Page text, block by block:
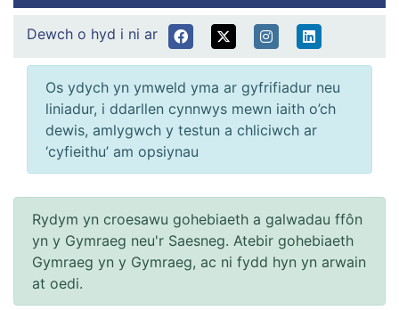
Dewch o hyd i ni ar
Os ydych yn ymweld yma ar gyfrifiadur neu
liniadur, i ddarllen cynnwys mewn iaith o’ch
dewis, amlygwch y testun a chliciwch ar
‘cyfieithu’ am opsiynau
Rydym yn croesawu gohebiaeth a galwadau ffôn
yn y Gymraeg neu'r Saesneg. Atebir gohebiaeth
Gymraeg yn y Gymraeg, ac ni fydd hyn yn arwain
at oedi.